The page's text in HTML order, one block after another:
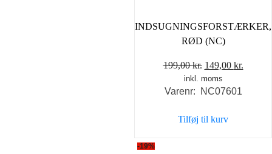
INDSUGNINGSFORSTÆRKER,
RØD (NC)
199,00kr. Den
oprindelige
pris
199,00 kr..
149,00 kr.
inkl. moms
Varenr: NC07601
Tilføj til kurv
-19%